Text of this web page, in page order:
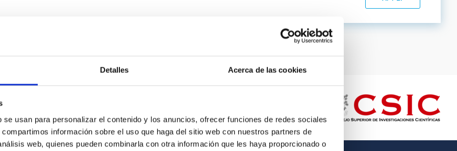
Detalles Acerca de las cookies
usan para personalizar el contenido y los anuncios, ofrecer funciones de redes sociales
información sobre el uso que haga del sitio web con nuestros partners de
web, quienes pueden combinarla con otra información que les haya proporcionado o